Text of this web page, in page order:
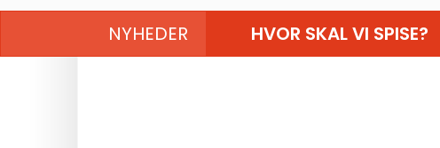
NYHEDER HVOR SKAL VI SPISE?